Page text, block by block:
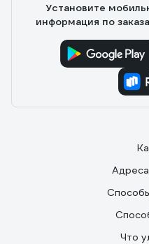
Установите
информация по
Что